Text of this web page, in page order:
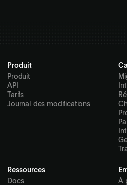
Produit
Produit
API
Tarifs
Journal des modifications
Ressources
Docs
À